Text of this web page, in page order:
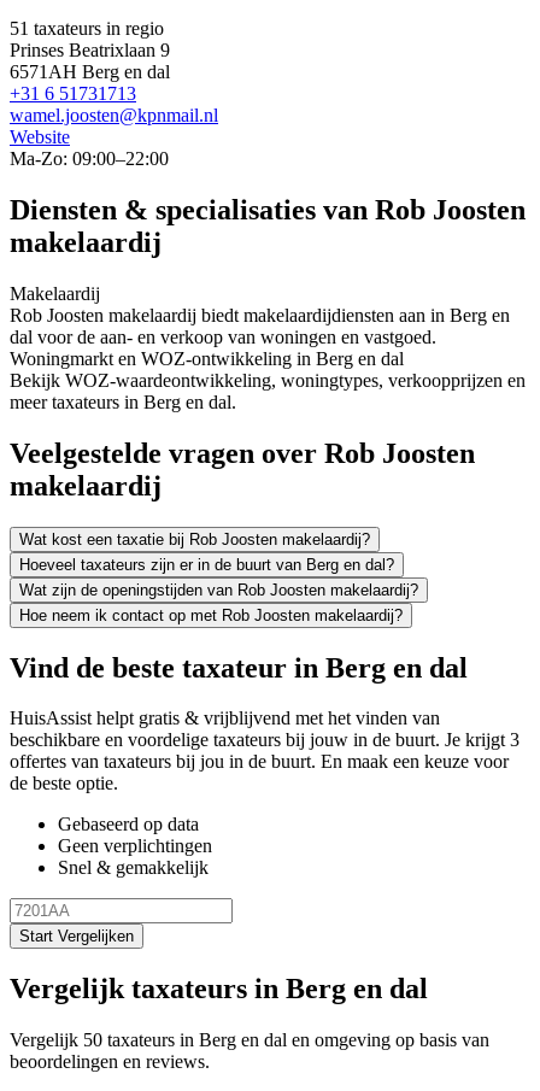
51 taxateurs in regio
Prinses Beatrixlaan 9
6571AH Berg en dal
+31 6 51731713
wamel.joosten@kpnmail.nl
Website
Ma-Zo: 09:00–22:00
Diensten & specialisaties van Rob Joosten
makelaardij
Makelaardij
Rob Joosten makelaardij biedt makelaardijdiensten aan in Berg en
dal voor de aan- en verkoop van woningen en vastgoed.
Woningmarkt en WOZ-ontwikkeling in Berg en dal
Bekijk WOZ-waardeontwikkeling, woningtypes, verkoopprijzen en
meer taxateurs in Berg en dal.
Veelgestelde vragen over Rob Joosten
makelaardij
Wat kost een taxatie bij Rob Joosten makelaardij?
Hoeveel taxateurs zijn er in de buurt van Berg en dal?
Wat zijn de openingstijden van Rob Joosten makelaardij?
Hoe neem ik contact op met Rob Joosten makelaardij?
Vind de beste taxateur in Berg en dal
HuisAssist helpt gratis & vrijblijvend met het vinden van
beschikbare en voordelige taxateurs bij jouw in de buurt. Je krijgt 3
offertes van taxateurs bij jou in de buurt. En maak een keuze voor
de beste optie.
Gebaseerd op data
Geen verplichtingen
Snel & gemakkelijk
Start Vergelijken
Vergelijk taxateurs in Berg en dal
Vergelijk 50 taxateurs in Berg en dal en omgeving op basis van
beoordelingen en reviews.